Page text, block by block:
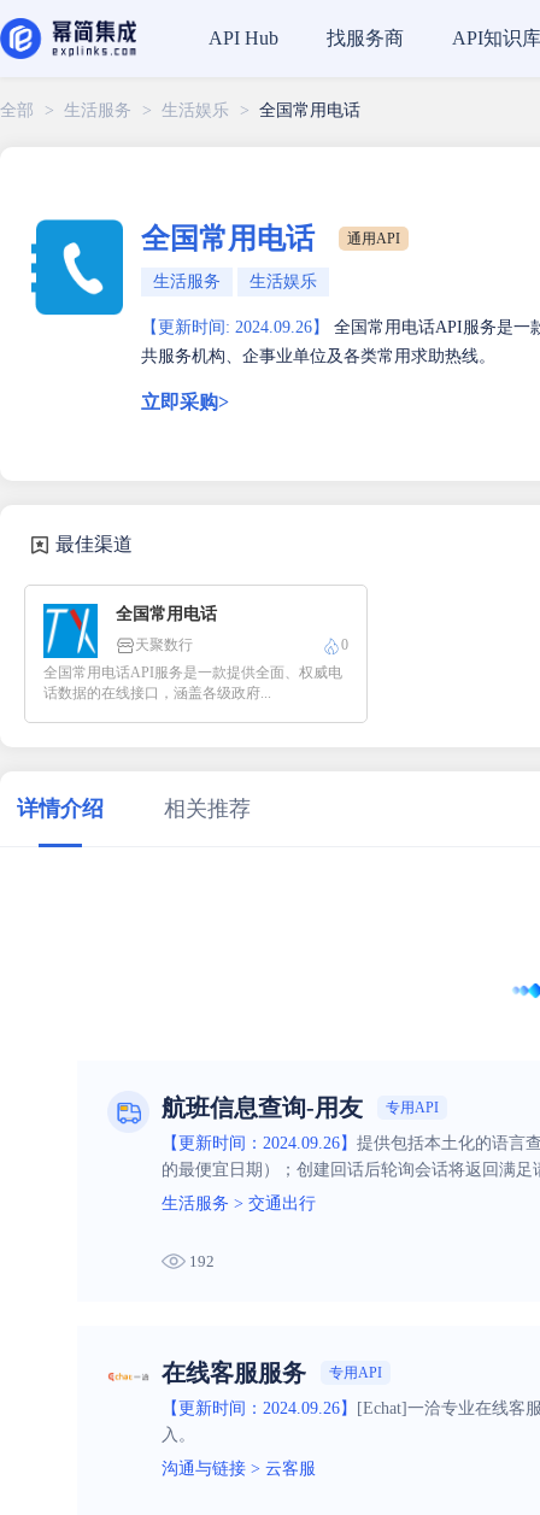
全部 > 生活服务 > 生活娱乐 > 全国常用电话
全国常用电话 通用API
生活服务 生活娱乐
【更新时间: 2024.09.26】
全国常用电话API服务是一
共服务机构、企事业单位及各类常用求助热线。
立即采购>
最佳渠道
全国常用电话
天聚数行
0
全国常用电话API服务是一款提供全面、权威电
话数据的在线接口，涵盖各级政府...
详情介绍 相关推荐
航班信息查询-用友 专用API
【更新时间：2024.09.26】 提供包括本土化的语言
的最便宜日期）；创建回话后轮询会话将返回满
生活服务 > 交通出行
192
在线客服服务 专用API
【更新时间：2024.09.26】
[Echat]一洽专业在线客
入。
沟通与链接 > 云客服
API Hub 找服务商 API知识库